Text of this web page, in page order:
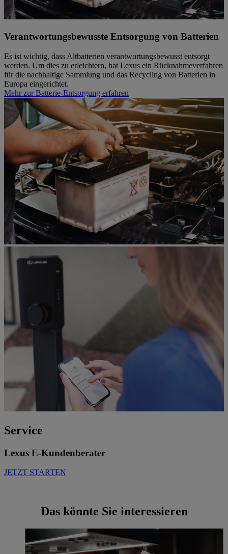
Verantwortungsbewusste Entsorgung von Batterien
Es ist wichtig, dass Altbatterien verantwortungsbewusst entsorgt
werden. Um dies zu erleichtern, hat Lexus ein Rücknahmeverfahren
für die nachhaltige Sammlung und das Recycling von Batterien in
Europa eingerichtet.
Mehr zur Batterie-Entsorgung erfahren
Service
Lexus E-Kundenberater
JETZT STARTEN
Das könnte Sie interessieren